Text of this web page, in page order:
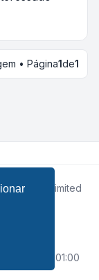
• Página1de1
© phpBB Limited
é UTC+01:00